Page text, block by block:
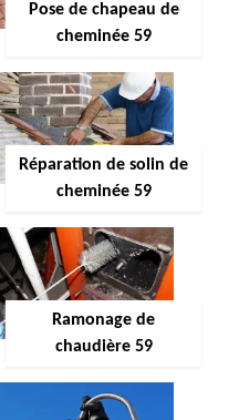
Pose de chapeau de
cheminée 59
Réparation de solin de
cheminée 59
Ramonage de
chaudière 59